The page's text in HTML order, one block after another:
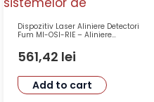
Dispozitiv Laser Aliniere Detectori
Fum MI-OSI-RIE – Aliniere
Ergonomic Morley-IAS OSP-002
561,42 lei
Add to cart